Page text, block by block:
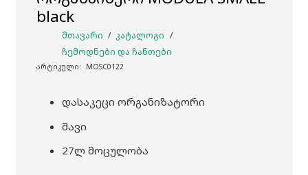
black
ᲛᲗᲐᲕᲐᲠᲘ / ᲙᲐᲢᲐᲚᲝᲒᲘ /
ᲩᲔᲛᲝᲓᲜᲔᲑᲘ ᲓᲐ ᲩᲐᲜᲗᲔᲑᲘ
არტიკული: MOSC0122
დასაკეცი ორგანიზატორი
შავი
27ლ მოცულობა